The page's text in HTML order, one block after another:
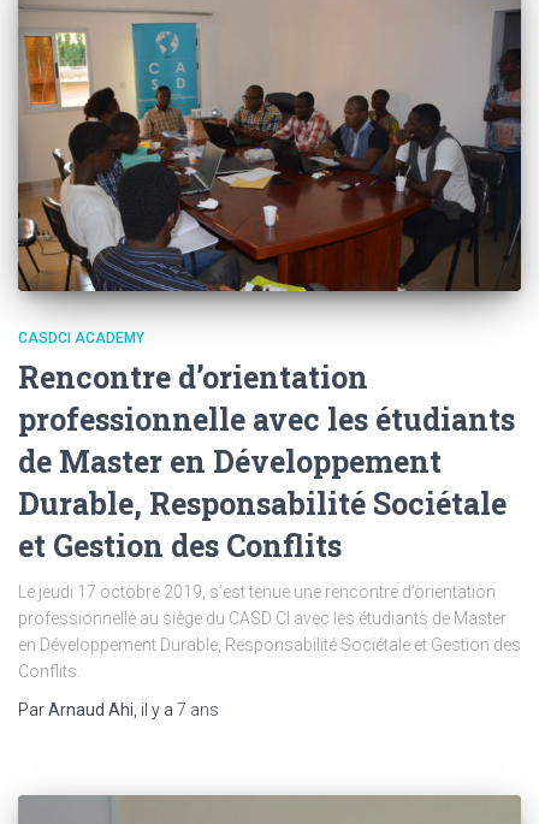
CASDCI ACADEMY
Rencontre d’orientation
professionnelle avec les étudiants
de Master en Développement
Durable, Responsabilité Sociétale
et Gestion des Conflits
Le jeudi 17 octobre 2019, s’est tenue une rencontre d’orientation
professionnelle au siège du CASD CI avec les étudiants de Master
en Développement Durable, Responsabilité Sociétale et Gestion des
Conflits.
ParArnaud Ahi , il y a 7 ans